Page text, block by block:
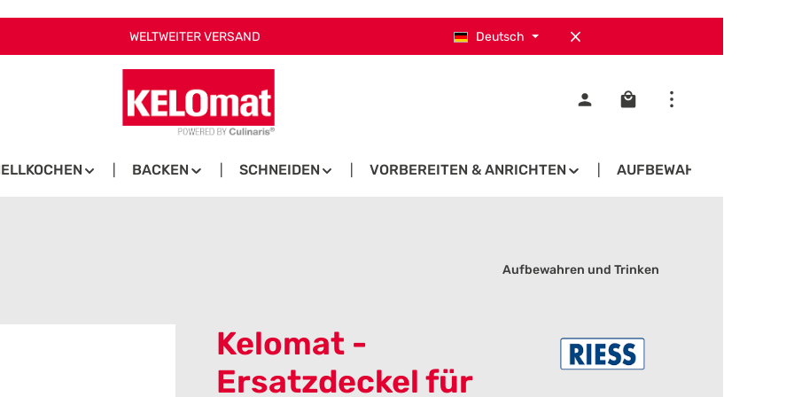
WELTWEITER VERSAND Deutsch
Warenkorb enthält 0
BACKEN SCHNEIDEN VORBEREITEN & ANRICHTEN AUFBEWAHREN UND
Aufbewahren und Trinken
Kelomat -
Ersatzdeckel für